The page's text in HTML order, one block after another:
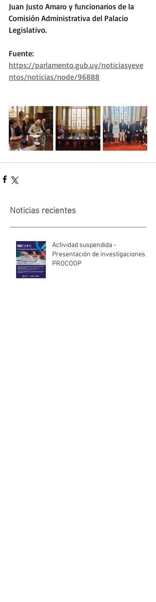
Juan Justo Amaro y funcionarios de la
Comisión Administrativa del Palacio
Legislativo.
Fuente:
https://parlamento.gub.uy/noticiasyeve
ntos/noticias/node/96888
Noticias recientes
Actividad suspendida -
Presentación de investigaciones -
PROCOOP